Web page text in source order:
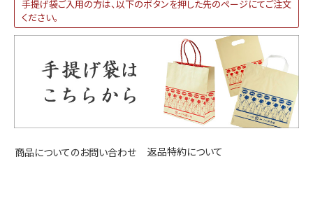
手提げ袋ご入用の方は、以下のボタンを押した先のページにてご注文
ください。
商品についてのお問い合わせ 返品特約について